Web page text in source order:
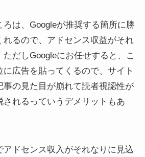
ろは、Googleが推奨する箇所に勝
れるので、アドセンス収益がそれ
だしGoogleにお任せすると、こ
広告を貼ってくるので、サイト
事の見た目が崩れて読者視認性が
れるっていうデメリットもあ
アドセンス収入がそれなりに見込